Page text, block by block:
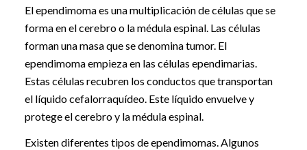
El ependimoma es una multiplicación de células que se
forma en el cerebro o la médula espinal. Las células
forman una masa que se denomina tumor. El
ependimoma empieza en las células ependimarias.
Estas células recubren los conductos que transportan
el líquido cefalorraquídeo. Este líquido envuelve y
protege el cerebro y la médula espinal.
Existen diferentes tipos de ependimomas. Algunos